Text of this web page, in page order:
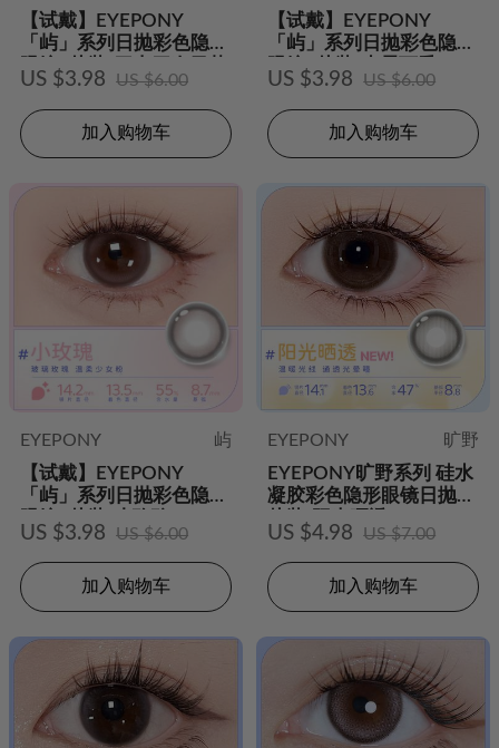
【试戴】EYEPONY
「屿」系列日抛彩色隐形
眼镜2片装-四十四次日落
US $3.98 US $6.00
加入购物车
【试戴】EYEPONY
「屿」系列日抛彩色隐形
眼镜2片装-水雾丁香
US $3.98 US $6.00
加入购物车
EYEPONY
屿
【试戴】EYEPONY
「屿」系列日抛彩色隐形
眼镜2片装-小玫瑰
US $3.98 US $6.00
加入购物车
EYEPONY
旷野
EYEPONY旷野系列 硅水
凝胶彩色隐形眼镜日抛2
片装-阳光晒透
US $4.98 US $7.00
加入购物车